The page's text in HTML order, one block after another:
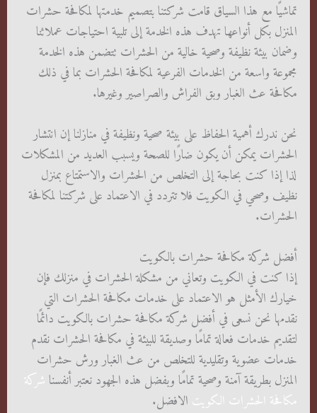
تماشيًا مع هذا السياق قامت شركتنا بتصميم خدمتها لمكافحة حشرات
المنزل بكل أنواعها تهدف هذه الخدمة إلى تلبية احتياجات عملائنا
وضمان بيئة نظيفة وصحية خالية من الحشرات تتضمن هذه الخدمة
مجموعة واسعة من الخدمات الفرعية لمكافحة الحشرات بما في ذلك
مكافحة عث الغبار وبق الفراش والصراصير وغيرها.
نحن ندرك أهمية الحفاظ على بيئة صحية ونظيفة في منازلنا إن انتشار
الحشرات يمكن أن يكون ضارًا للصحة ويسبب العديد من المشكلات
لذا إذا كنت بحاجة إلى التخلص من الحشرات والاستمتاع بمنزل
نظيف وصحي في الكويت فلا تتردد في الاعتماد على شركتنا لمكافحة
الحشرات.
أفضل شركة مكافحة حشرات بالكويت
إذا كنت في الكويت وتعاني من مشكلة الحشرات في منزلك فإن
خيارك الأمثل هو الاعتماد على خدمات مكافحة الحشرات التي
نقدمها نحن نسعى في أفضل شركة مكافحة حشرات بالكويت دائمًا
لتقديم خدمات فعالة تمامًا وصديقة للبيئة في مكافحة الحشرات نقدم
خدمات عضوية وتقليدية للتخلص من عث الغبار ورش حشرات
المنزل بطريقة آمنة وصحية تمامًا وبفضل هذه الجهود نعتبر أنفسنا شركة
مكافحة الحشرات الكويت الافضل.